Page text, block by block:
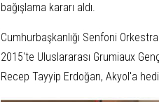
bağışlama kararı aldı.
Cumhurbaşkanlığı Senfoni
2015'te Uluslararası Grumiaux
Recep Tayyip Erdoğan, Akyol'a